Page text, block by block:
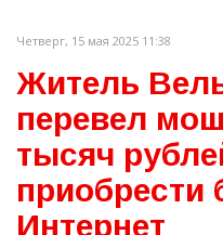
Четверг, 15 мая 2025 11:38
Житель
перевел
тысяч
приобрести
Интернет